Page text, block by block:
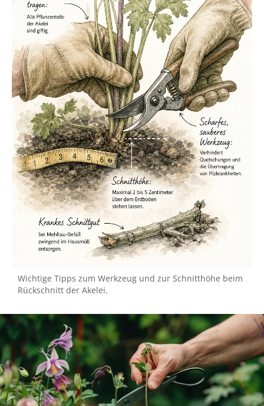
Wichtige Tipps zum Werkzeug und zur Schnitthöhe beim
Rückschnitt der Akelei.